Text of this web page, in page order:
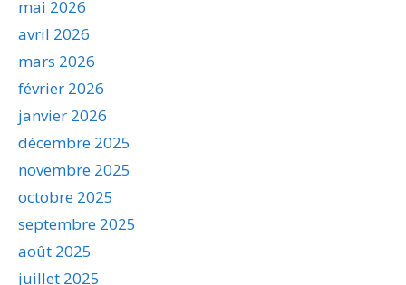
mai 2026
avril 2026
mars 2026
février 2026
janvier 2026
décembre 2025
novembre 2025
octobre 2025
septembre 2025
août 2025
juillet 2025